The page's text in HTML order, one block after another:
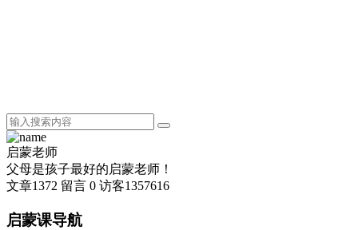
启蒙老师
父母是孩子最好的启蒙老师！
文章1372 留言 0 访客1357616
启蒙课导航